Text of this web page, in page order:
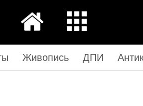
Живопись ДПИ